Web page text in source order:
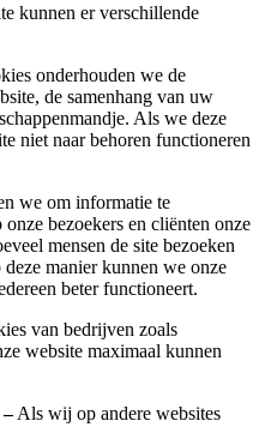
kunnen er verschillende
onderhouden we de
de samenhang van uw
Als we deze
niet naar behoren functioneren
we om informatie te
bezoekers en cliënten onze
mensen de site bezoeken
manier kunnen we onze
beter functioneert.
van bedrijven zoals
website maximaal kunnen
–Als wij op andere websites